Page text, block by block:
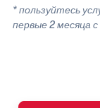
* пользуйтесь
первые 2 месяца